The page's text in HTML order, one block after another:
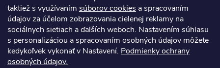
taktiež s využívaním súborov cookies a spracovaním
údajov za účelom zobrazovania cielenej reklamy na
sociálnych sietiach a ďalších weboch. Nastavením súhlasu
s personalizáciou a spracovaním osobných údajov môžete
kedykoľvek vykonať v Nastavení. Podmienky ochrany
osobných údajov.
Informácie pre vás
Kontakty Obchodné podmienky